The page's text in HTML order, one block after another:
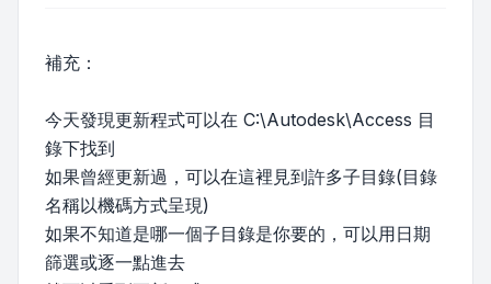
補充：
今天發現更新程式可以在 C:\Autodesk\Access 目
錄下找到
如果曾經更新過，可以在這裡見到許多子目錄(目錄
名稱以機碼方式呈現)
如果不知道是哪一個子目錄是你要的，可以用日期
篩選或逐一點進去